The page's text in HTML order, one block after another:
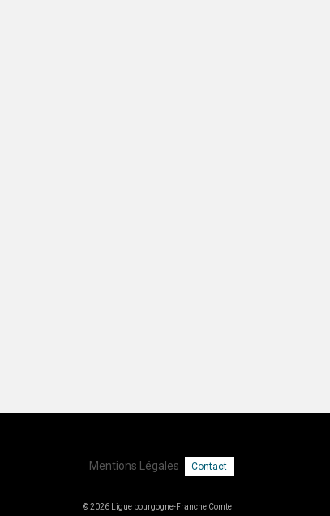
Mentions Légales Contact
© 2026 Ligue bourgogne-Franche Comte